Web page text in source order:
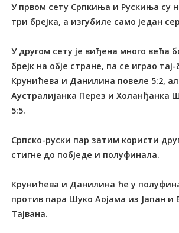
У првом сету Српкиња и Рускиња су
три брејка, а изгубиле само један
У другом сету је виђена много већа
брејк на обје стране, па се играо тај-
Крунићева и Данилина повеле 5:2,
Аустралијанка Перез и Холанђанка
5:5.
Српско-руски пар затим користи
стигне до побједе и полуфинала.
Крунићева и Данилина ће у
против пара Шуко Аојама из Јапан и
Tајвана.